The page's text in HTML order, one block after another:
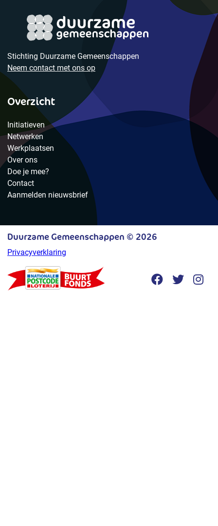
Stichting Duurzame Gemeenschappen
Neem contact met ons op
Overzicht
Initiatieven
Netwerken
Werkplaatsen
Over ons
Doe je mee?
Contact
Aanmelden nieuwsbrief
Duurzame Gemeenschappen © 2026
Privacyverklaring